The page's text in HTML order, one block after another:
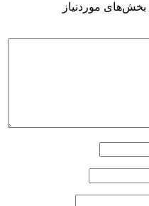
بخش‌های موردنیاز